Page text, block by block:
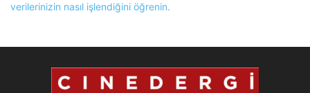
verilerinizin nasıl işlendiğini öğrenin.